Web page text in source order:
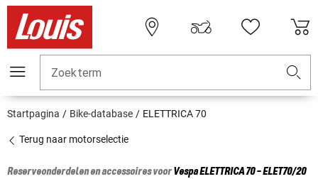
Zoekterm
Startpagina Bike-database ELETTRICA 70
Terug naar motorselectie
Reserveonderdelen en accessoires voorVespaELETTRICA 70 - ELET70/20